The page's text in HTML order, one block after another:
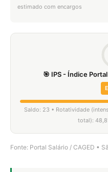
estimado com encargos
🎯 IPS - Índice
Saldo: 23 • Rotatividade
total):
Fonte: Portal Salário / CAGED •